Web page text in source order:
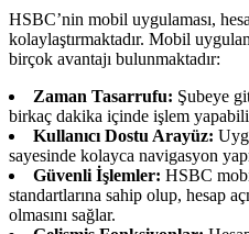
HSBC’nin mobil uygulaması,
kolaylaştırmaktadır. Mobil
birçok avantajı bulunmaktadır:
Zaman Tasarrufu: Şubeye
birkaç dakika içinde işlem
Kullanıcı Dostu Arayüz:
sayesinde kolayca navigasyon
Güvenli İşlemler: HSBC
standartlarına sahip olup, hesap
olmasını sağlar.